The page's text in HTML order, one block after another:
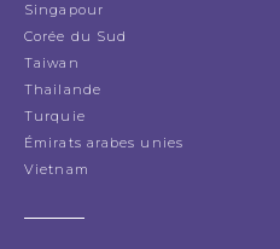
Singapour
Corée du Sud
Taiwan
Thailande
Turquie
Émirats arabes unies
Vietnam